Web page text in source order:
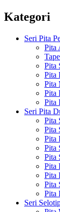
Kategori
Seri Pita
Pita
Pita
Pita
Pita
Pita
Pita
Seri Pita
Pita
Pita
Pita
Pita
Pita
Pita
Pita
Pita
Pita
Seri